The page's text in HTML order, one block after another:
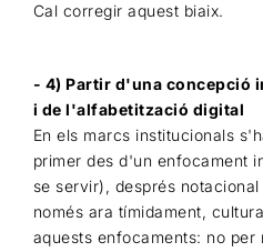
Cal corregir aquest biaix.
- 4) Partir d'una concepció
i de l'alfabetització digital
En els marcs institucionals
primer des d'un enfocament
se servir), després
només ara tímidament,
aquests enfocaments: no per